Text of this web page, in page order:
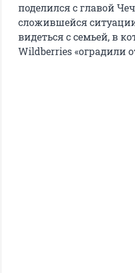
поделился с главой
сложившейся
видеться с семьей, в
Wildberries «оградили